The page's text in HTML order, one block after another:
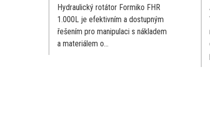
Hydraulický rotátor Formiko FHR
1.000L je efektivním a dostupným
řešením pro manipulaci s nákladem
AKČNÍ CENA
VYPRODÁNÍ
rotátor Formiko
efektivním a